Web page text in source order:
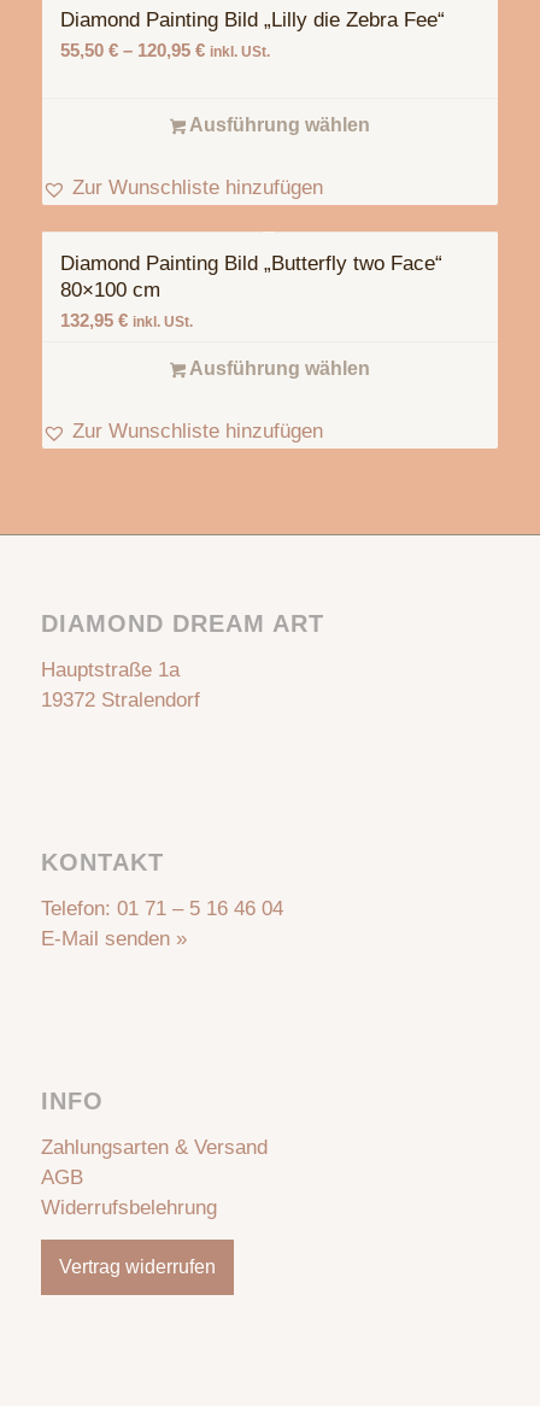
Diamond Painting Bild „Lilly die Zebra Fee“
55,50 €– 120,95 € inkl. USt.
Ausführung wählen
Zur Wunschliste hinzufügen
Diamond Painting Bild „Butterfly two Face“
80×100 cm
132,95 € inkl. USt.
Ausführung wählen
Zur Wunschliste hinzufügen
DIAMOND DREAM ART
Hauptstraße 1a
19372 Stralendorf
KONTAKT
Telefon: 01 71 – 5 16 46 04
E-Mail senden »
INFO
Zahlungsarten & Versand
AGB
Widerrufsbelehrung
Vertrag widerrufen